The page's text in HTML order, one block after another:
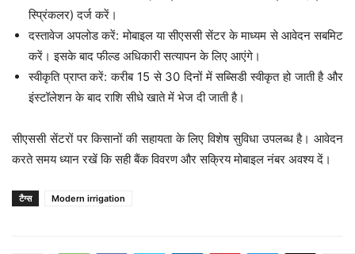
स्प्रिंकलर) दर्ज करें।
दस्तावेज अपलोड करें: मोबाइल या सीएससी सेंटर के माध्यम से आवेदन सबमिट
करें। इसके बाद फील्ड अधिकारी सत्यापन के लिए आएंगे।
स्वीकृति प्राप्त करें: करीब 15 से 30 दिनों में सब्सिडी स्वीकृत हो जाती है और
इंस्टॉलेशन के बाद राशि सीधे खाते में भेज दी जाती है।
सीएससी सेंटरों पर किसानों की सहायता के लिए विशेष सुविधा उपलब्ध है। आवेदन
करते समय ध्यान रखें कि सही बैंक विवरण और सक्रिय मोबाइल नंबर अवश्य दें।
टैग्स Modern irrigation